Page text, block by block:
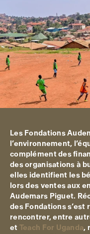
Les Fondations
l’environnement,
complément des
des organisations à
elles identifient les
lors des ventes aux
Audemars Piguet.
des Fondations s’est
rencontrer, entre
et Teach For Uganda,